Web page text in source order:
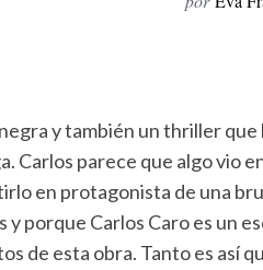
y también un thriller que
Carlos parece que algo vio
en protagonista de una
porque Carlos Caro es un
de esta obra. Tanto es así